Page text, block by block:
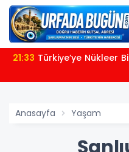
21:33 Türkiye’ye Nükleer
Anasayfa Yaşam